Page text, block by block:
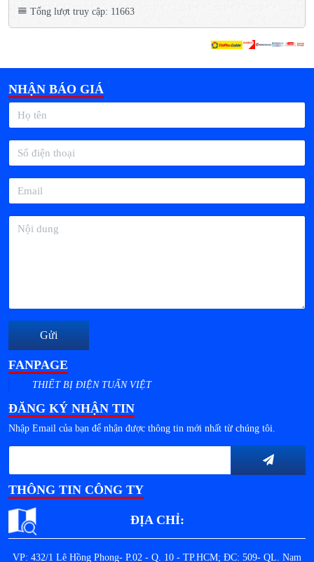
Tổng lượt truy cập: 11663
NHẬN BÁO GIÁ
Gửi
FANPAGE
THIẾT BỊ ĐIỆN TUẤN VIỆT
ĐĂNG KÝ NHẬN TIN
Nhập Email của bạn để nhận được thông tin mới nhất từ chúng tôi.
THÔNG TIN CÔNG TY
ĐỊA CHỈ:
VP: 432/1 Lê Hồng Phong- P.02 - Q. 10 - TP.HCM; ĐC: 509- QL. Nam